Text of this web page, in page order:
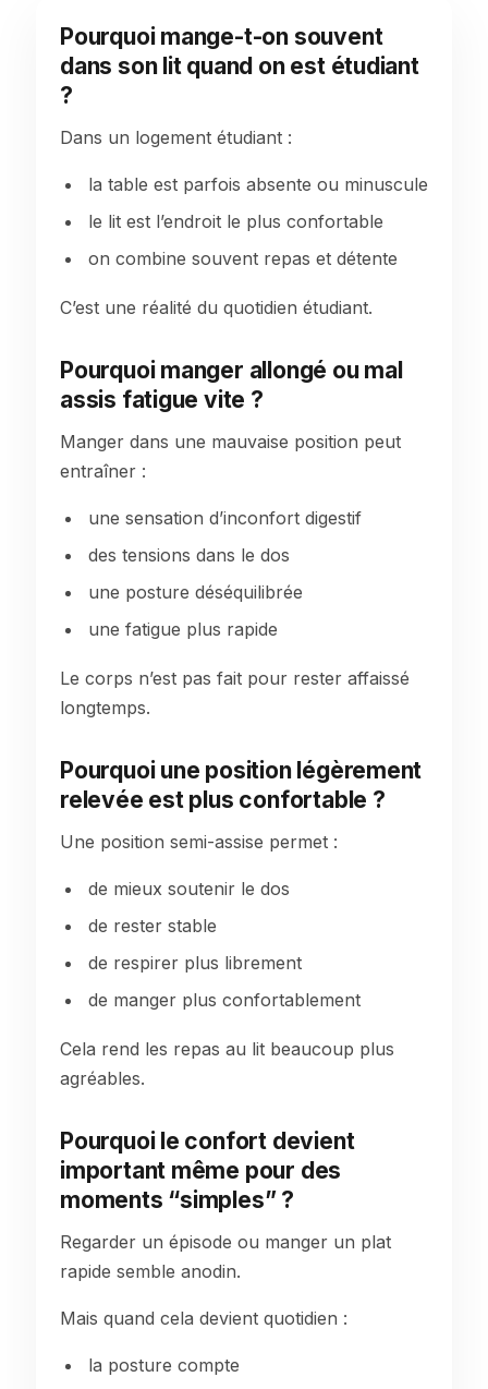
Pourquoi mange-t-on souvent
dans son lit quand on est étudiant
?
Dans un logement étudiant :
la table est parfois absente ou minuscule
le lit est l’endroit le plus confortable
on combine souvent repas et détente
C’est une réalité du quotidien étudiant.
Pourquoi manger allongé ou mal
assis fatigue vite ?
Manger dans une mauvaise position peut
entraîner :
une sensation d’inconfort digestif
des tensions dans le dos
une posture déséquilibrée
une fatigue plus rapide
Le corps n’est pas fait pour rester affaissé
longtemps.
Pourquoi une position légèrement
relevée est plus confortable ?
Une position semi-assise permet :
de mieux soutenir le dos
de rester stable
de respirer plus librement
de manger plus confortablement
Cela rend les repas au lit beaucoup plus
agréables.
Pourquoi le confort devient
important même pour des
moments “simples” ?
Regarder un épisode ou manger un plat
rapide semble anodin.
Mais quand cela devient quotidien :
la posture compte